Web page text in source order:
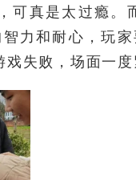
可真是太过瘾。
力和耐心，玩
失败，场面一